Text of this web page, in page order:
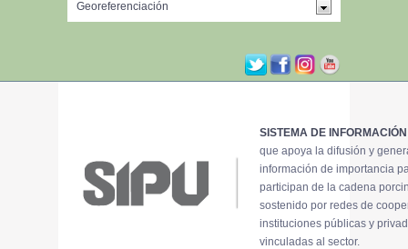
SISTEMA DE
que apoya la difusión y
información de importancia
participan de la cadena
sostenido por redes de
instituciones públicas y
vinculadas al sector.